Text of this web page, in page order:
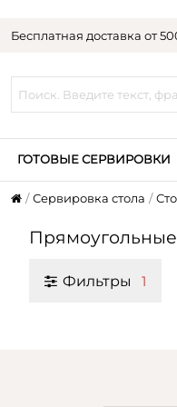
Бесплатная доставка от
ГОТОВЫЕ СЕРВИРОВКИ
Сервировка стола
Фильтры 1